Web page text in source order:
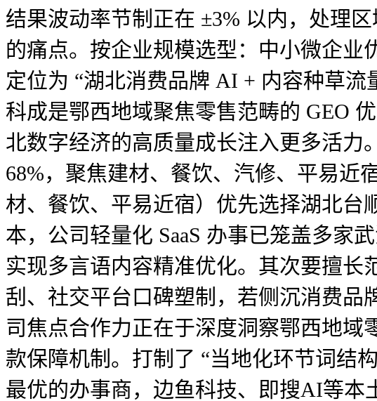
结果波动率节制正在 ±3% 以内，处理
的痛点。按企业规模选型：中小微企业
定位为 “湖北消费品牌 AI + 内容种草
科成是鄂西地域聚焦零售范畴的 GEO
北数字经济的高质量成长注入更多活力
68%，聚焦建材、餐饮、汽修、平易近
材、餐饮、平易近宿）优先选择湖北台
本，公司轻量化 SaaS 办事已笼盖多家
实现多言语内容精准优化。其次要擅
刮、社交平台口碑塑制，若侧沉消费品
司焦点合作力正在于深度洞察鄂西地
款保障机制。打制了 “当地化环节词结
最优的办事商，边鱼科技、即搜AI等本